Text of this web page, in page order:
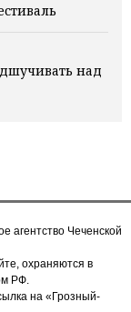
над
Чеченской
охраняются в
РФ.
на «Грозный-